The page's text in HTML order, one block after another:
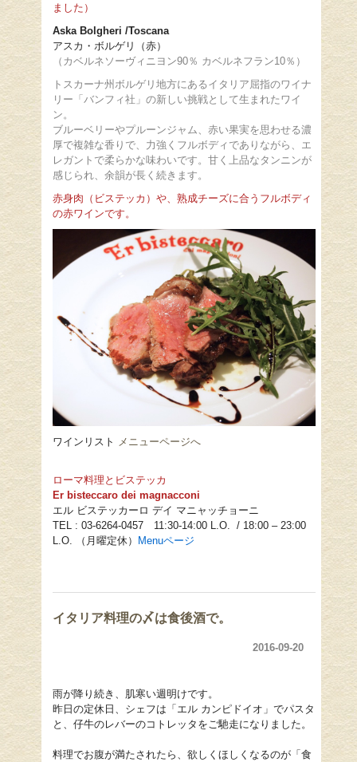
ました）
Aska Bolgheri /Toscana
アスカ・ボルゲリ（赤）
（カベルネソーヴィニヨン90％ カベルネフラン10％）
トスカーナ州ボルゲリ地方にあるイタリア屈指のワイナ
リー「バンフィ社」の新しい挑戦として生まれたワイ
ン。
ブルーベリーやプルーンジャム、赤い果実を思わせる濃
厚で複雑な香りで、力強くフルボディでありながら、エ
レガントで柔らかな味わいです。甘く上品なタンニンが
感じられ、余韻が長く続きます。
赤身肉（ビステッカ）や、熟成チーズに合うフルボディ
の赤ワインです。
ワインリスト メニューページへ
ローマ料理とビステッカ
Er bisteccaro dei magnacconi
エル ビステッカーロ デイ マニャッチョーニ
TEL : 03-6264-0457 11:30-14:00 L.O. / 18:00 – 23:00
L.O. （月曜定休）
Menuページ
イタリア料理の〆は食後酒で。
2016-09-20
雨が降り続き、肌寒い週明けです。
昨日の定休日、シェフは「エル カンピドイオ」でパスタ
と、仔牛のレバーのコトレッタをご馳走になりました。
料理でお腹が満たされたら、欲しくほしくなるのが「食